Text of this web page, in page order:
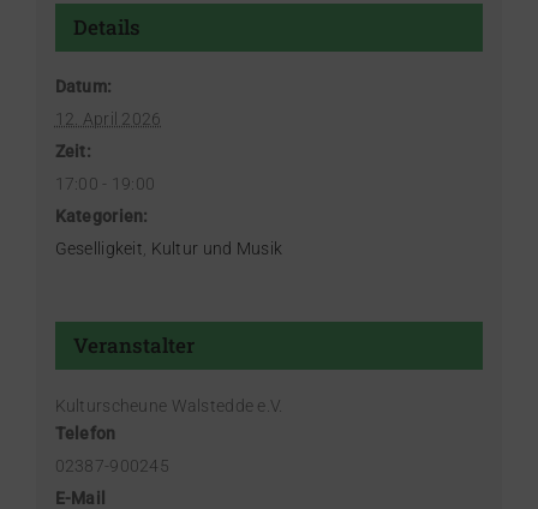
Details
Datum:
12. April 2026
Zeit:
17:00 - 19:00
Kategorien:
Geselligkeit Kultur und Musik
Veranstalter
Kulturscheune Walstedde e.V.
Telefon
02387-900245
E-Mail